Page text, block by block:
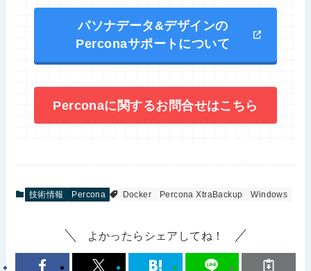
パソナデータ&デザインの
Perconaサポートについて
Perconaに関するお問合せはこちら
技術情報 Percona Docker Percona XtraBackup Windows
よかったらシェアしてね！